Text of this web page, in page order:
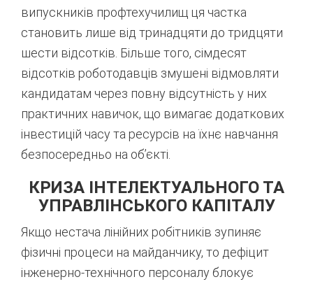
випускників профтехучилищ ця частка
становить лише від тринадцяти до тридцяти
шести відсотків . Більше того, сімдесят
відсотків роботодавців змушені відмовляти
кандидатам через повну відсутність у них
практичних навичок, що вимагає додаткових
інвестицій часу та ресурсів на їхнє навчання
безпосередньо на об’єкті
КРИЗА ІНТЕЛЕКТУАЛЬНОГО ТА
УПРАВЛІНСЬКОГО КАПІТАЛУ
Якщо нестача лінійних робітників зупиняє
фізичні процеси на майданчику, то дефіцит
інженерно-технічного персоналу блокує